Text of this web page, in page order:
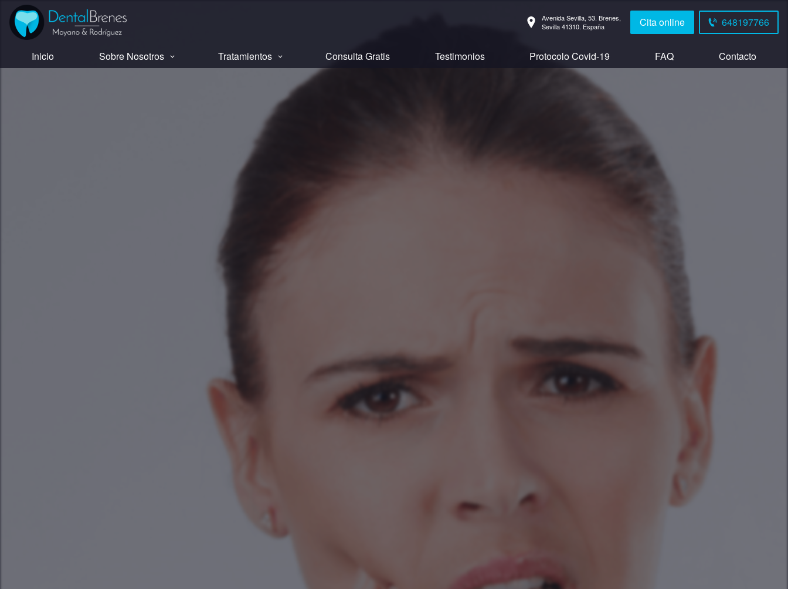
Avenida Sevilla, 53. Brenes,
Sevilla41310. España Cita online 648197766
Inicio Sobre Nosotros Tratamientos Consulta Gratis Testimonios Protocolo Covid-19 FAQ Contacto